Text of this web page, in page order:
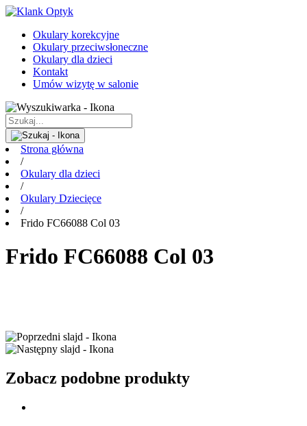
Okulary korekcyjne
Okulary przeciwsłoneczne
Okulary dla dzieci
Kontakt
Umów wizytę w salonie
Strona główna
/
Okulary dla dzieci
/
Okulary Dziecięce
/
Frido FC66088 Col 03
Frido FC66088 Col 03
Zobacz podobne produkty